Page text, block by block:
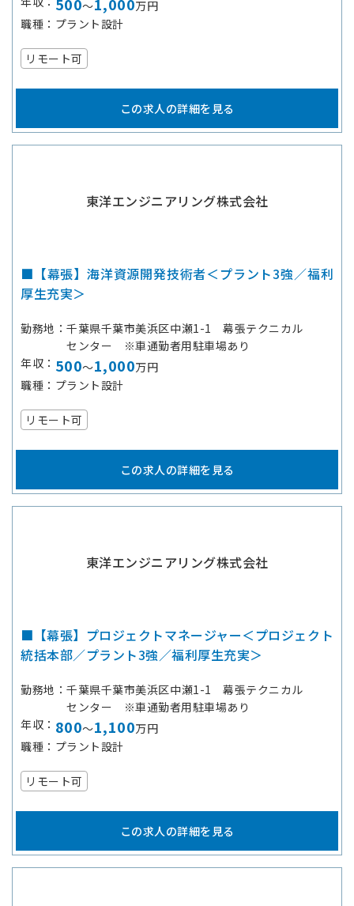
～
万円
職種
プラント設計
リモート可
この求人の詳細を見る
東洋エンジニアリング株式会社
■【幕張】海洋資源開発技術者＜プラント3強／福利
厚生充実＞
勤務地
千葉県千葉市美浜区中瀬1-1 幕張テクニカル
センター ※車通勤者用駐車場あり
年収
500～1,000万円
職種
プラント設計
リモート可
この求人の詳細を見る
東洋エンジニアリング株式会社
■【幕張】プロジェクトマネージャー＜プロジェクト
統括本部／プラント3強／福利厚生充実＞
勤務地
千葉県千葉市美浜区中瀬1-1 幕張テクニカル
センター ※車通勤者用駐車場あり
年収
800～1,100万円
職種
プラント設計
リモート可
この求人の詳細を見る